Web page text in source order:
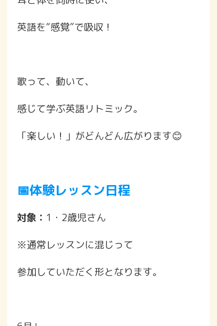
英語を“感覚”で吸収！
歌って、動いて、
感じて学ぶ英語リトミック。
「楽しい！」がどんどん広がります😊
📅体験レッスン日程
対象： 1・2歳児さん
※通常レッスンに混じって
参加していただく形となります。